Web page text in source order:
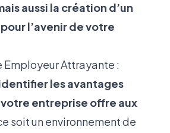
aussi la création d’un
l’avenir de votre
Employeur Attrayante :
les avantages
entreprise offre aux
soit un environnement de